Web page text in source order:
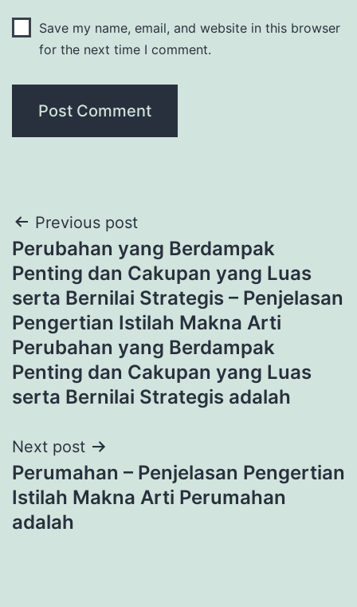
Save my name, email, and website in this browser
for the next time I comment.
Post
navigation
Previous post
Perubahan yang Berdampak
Penting dan Cakupan yang Luas
serta Bernilai Strategis – Penjelasan
Pengertian Istilah Makna Arti
Perubahan yang Berdampak
Penting dan Cakupan yang Luas
serta Bernilai Strategis adalah
Next post
Perumahan – Penjelasan Pengertian
Istilah Makna Arti Perumahan
adalah